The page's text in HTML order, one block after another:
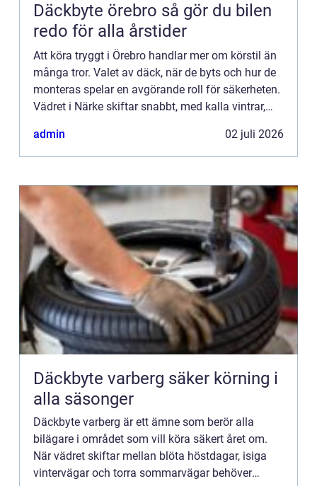
Däckbyte örebro så gör du bilen
redo för alla årstider
Att köra tryggt i Örebro handlar mer om körstil än
många tror. Valet av däck, när de byts och hur de
monteras spelar en avgörande roll för säkerheten.
Vädret i Närke skiftar snabbt, med kalla vintrar,
som...
admin 02 juli 2026
Däckbyte varberg säker körning i
alla säsonger
Däckbyte varberg är ett ämne som berör alla
bilägare i området som vill köra säkert året om.
När vädret skiftar mellan blöta höstdagar, isiga
vintervägar och torra sommarvägar behöver